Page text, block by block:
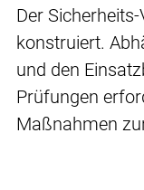
Der
konstruiert.
und den
Prüfungen
Maßnahmen